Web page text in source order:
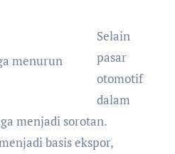
menurun
Selain
pasar
otomotif
dalam
menjadi sorotan.
basis ekspor,